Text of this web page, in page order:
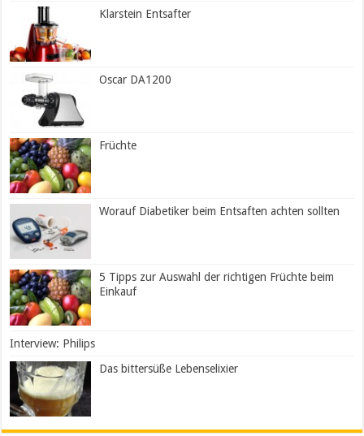
Klarstein Entsafter
Oscar DA1200
Früchte
Worauf Diabetiker beim Entsaften achten sollten
5 Tipps zur Auswahl der richtigen Früchte beim
Einkauf
Interview: Philips
Das bittersüße Lebenselixier